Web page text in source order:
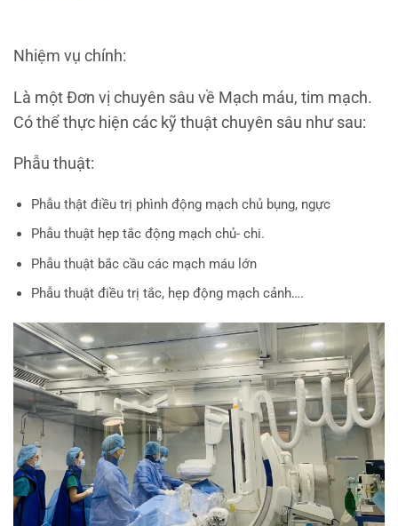
Nhiệm vụ chính:
Là một Đơn vị chuyên sâu về Mạch máu, tim mạch.
Có thể thực hiện các kỹ thuật chuyên sâu như sau:
Phẫu thuật:
Phẫu thật điều trị phình động mạch chủ bụng, ngực
Phẫu thuật hẹp tắc động mạch chủ- chi.
Phẫu thuật bắc cầu các mạch máu lớn
Phẫu thuật điều trị tắc, hẹp động mạch cảnh….